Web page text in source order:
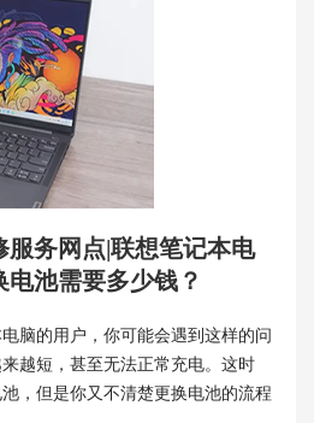
服务网点|联想笔记本电
池需要多少钱？
脑的用户，你可能会遇到这样的问
越短，甚至无法正常充电。这时
，但是你又不清楚更换电池的流程